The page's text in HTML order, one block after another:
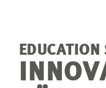
EDUCATION